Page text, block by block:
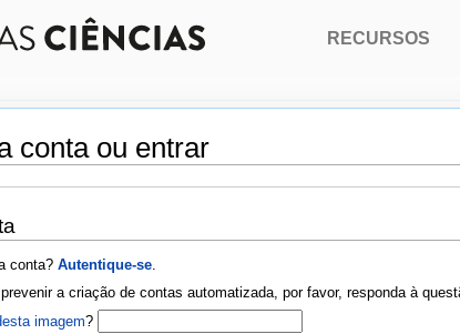
conta ou entrar
,pesquisa
conta? Autentique-se.
a criação de contas automatizada, por favor, responda à
imagem?
RECURSOS